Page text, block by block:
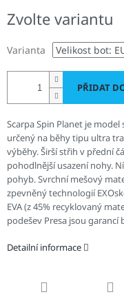
cena:
Zvolte variantu
Varianta
PŘIDAT
Scarpa Spin Planet je
určený na běhy tipu ultra
výběhy. Širší střih v přední
pohodlnější usazení nohy.
pohyb. Svrchní mešový
zpevněný technologií
EVA (z 45% recyklovaný
podešev Presa jsou
Detailní informace